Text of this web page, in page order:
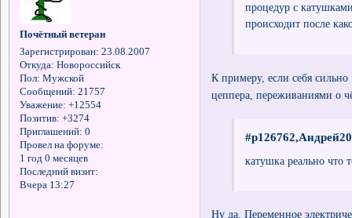
Почётный ветеран
Зарегистрирован: 23.08.2007
Откуда: Новороссийск
Пол: Мужской
Сообщений: 21757
Уважение: +12554
Позитив: +3274
Приглашений: 0
Провел на форуме:
1 год 0 месяцев
Последний визит:
Вчера 13:27
процедур с
происходит после
К примеру, если себя
цеппера, переживаниями о
катушка реально что
Ну да. Переменное